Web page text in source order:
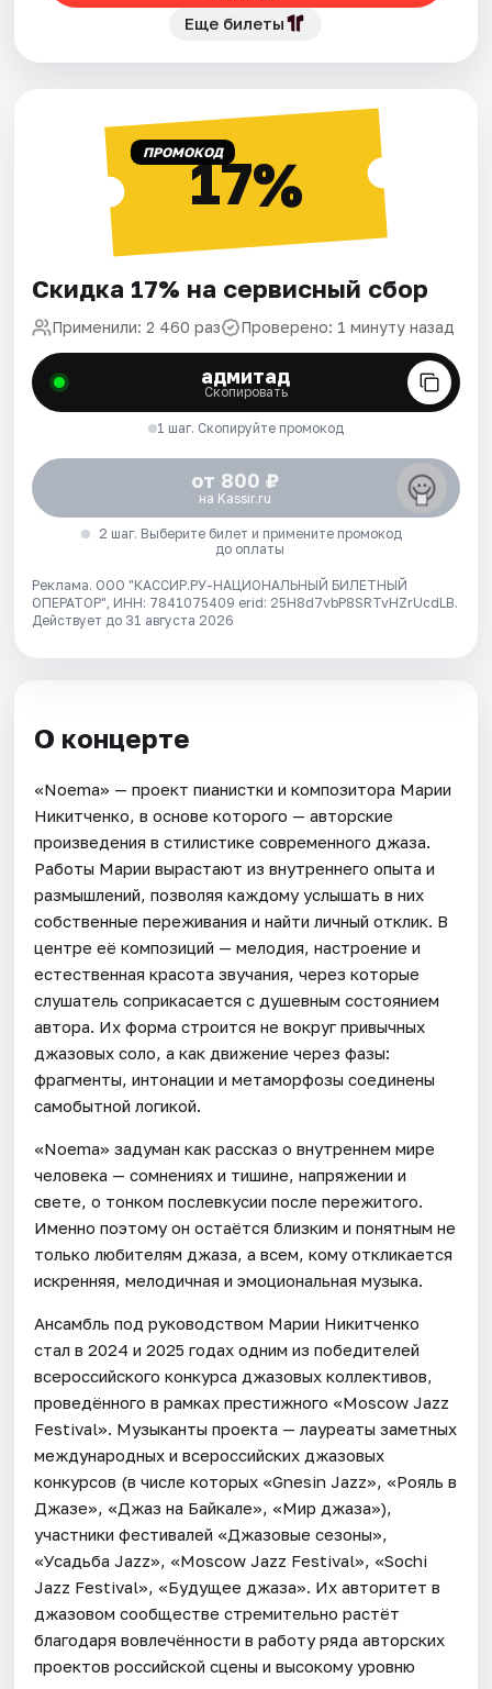
Еще билеты
ПРОМОКОД17%
Скидка 17% на сервисный сбор
Применили: 2 460 раз Проверено: 1 минуту назад
адмитад
Скопировать
1 шаг. Скопируйте промокод
от 800 ₽
на Kassir.ru
2 шаг. Выберите билет и примените промокод
до оплаты
Реклама. ООО "КАССИР.РУ-НАЦИОНАЛЬНЫЙ БИЛЕТНЫЙ
ОПЕРАТОР", ИНН: 7841075409 erid: 25H8d7vbP8SRTvHZrUcdLB.
Действует до 31 августа 2026
О концерте
«Noema» — проект пианистки и композитора Марии
Никитченко, в основе которого — авторские
произведения в стилистике современного джаза.
Работы Марии вырастают из внутреннего опыта и
размышлений, позволяя каждому услышать в них
собственные переживания и найти личный отклик. В
центре её композиций — мелодия, настроение и
естественная красота звучания, через которые
слушатель соприкасается с душевным состоянием
автора. Их форма строится не вокруг привычных
джазовых соло, а как движение через фазы:
фрагменты, интонации и метаморфозы соединены
самобытной логикой.
«Noema» задуман как рассказ о внутреннем мире
человека — сомнениях и тишине, напряжении и
свете, о тонком послевкусии после пережитого.
Именно поэтому он остаётся близким и понятным не
только любителям джаза, а всем, кому откликается
искренняя, мелодичная и эмоциональная музыка.
Ансамбль под руководством Марии Никитченко
стал в 2024 и 2025 годах одним из победителей
всероссийского конкурса джазовых коллективов,
проведённого в рамках престижного «Moscow Jazz
Festival». Музыканты проекта — лауреаты заметных
международных и всероссийских джазовых
конкурсов (в числе которых «Gnesin Jazz», «Рояль в
Джазе», «Джаз на Байкале», «Мир джаза»),
участники фестивалей «Джазовые сезоны»,
«Усадьба Jazz», «Moscow Jazz Festival», «Sochi
Jazz Festival», «Будущее джаза». Их авторитет в
джазовом сообществе стремительно растёт
благодаря вовлечённости в работу ряда авторских
проектов российской сцены и высокому уровню